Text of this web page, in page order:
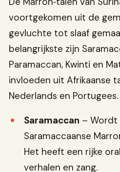
voortgekomen uit de
gevluchte tot slaaf
belangrijkste zijn
Paramaccan, Kwinti en
invloeden uit Afrikaanse
Nederlands en Portugees.
Saramaccan – Wordt
Saramaccaanse
Het heeft een rijke
verhalen en zang.